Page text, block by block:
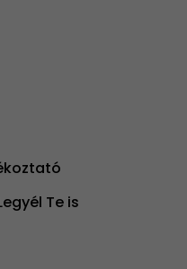
Te is